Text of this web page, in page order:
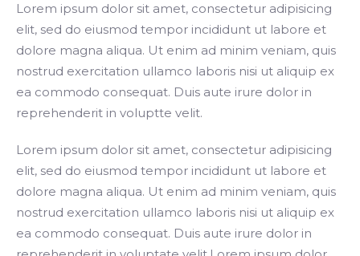
Lorem ipsum dolor sit amet, consectetur adipisicing
elit, sed do eiusmod tempor incididunt ut labore et
dolore magna aliqua. Ut enim ad minim veniam, quis
nostrud exercitation ullamco laboris nisi ut aliquip ex
ea commodo consequat. Duis aute irure dolor in
reprehenderit in voluptte velit.
Lorem ipsum dolor sit amet, consectetur adipisicing
elit, sed do eiusmod tempor incididunt ut labore et
dolore magna aliqua. Ut enim ad minim veniam, quis
nostrud exercitation ullamco laboris nisi ut aliquip ex
ea commodo consequat. Duis aute irure dolor in